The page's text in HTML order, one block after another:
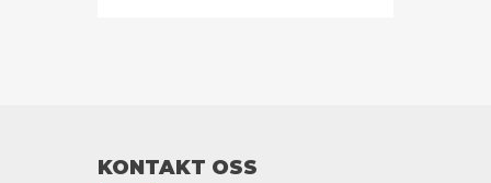
KONTAKT OSS